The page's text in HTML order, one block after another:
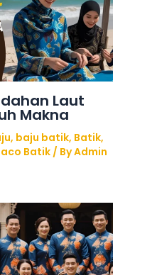
Laut
Makna
, baju batik, Batik,
Batik/ ByAdmin